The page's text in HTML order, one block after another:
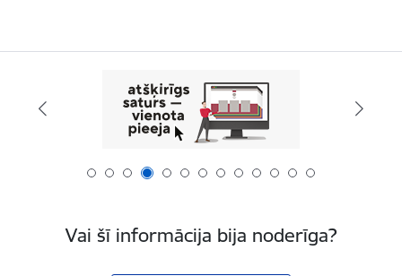
Vai šī informācija bija noderīga?